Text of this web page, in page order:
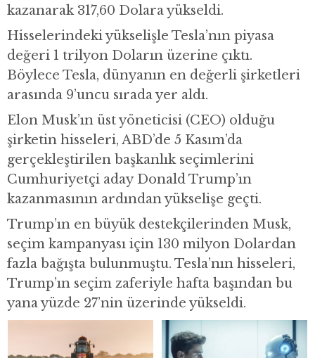
kazanarak 317,60 Dolara yükseldi.
Hisselerindeki yükselişle Tesla’nın piyasa
değeri 1 trilyon Doların üzerine çıktı.
Böylece Tesla, dünyanın en değerli şirketleri
arasında 9’uncu sırada yer aldı.
Elon Musk’ın üst yöneticisi (CEO) olduğu
şirketin hisseleri, ABD’de 5 Kasım’da
gerçekleştirilen başkanlık seçimlerini
Cumhuriyetçi aday Donald Trump’ın
kazanmasının ardından yükselişe geçti.
Trump’ın en büyük destekçilerinden Musk,
seçim kampanyası için 130 milyon Dolardan
fazla bağışta bulunmuştu. Tesla’nın hisseleri,
Trump’ın seçim zaferiyle hafta başından bu
yana yüzde 27’nin üzerinde yükseldi.